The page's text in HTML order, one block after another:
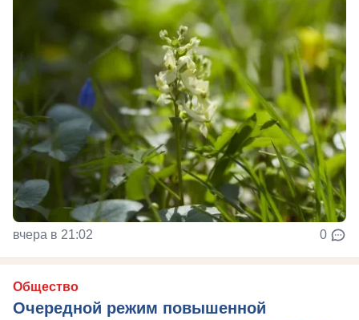
вчера в 21:02 0
Общество
Очередной режим повышенной